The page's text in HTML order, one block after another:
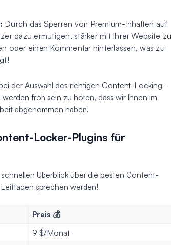
Durch das Sperren von Premium-Inhalten auf
dazu ermutigen, stärker mit Ihrer Website zu
oder einen Kommentar hinterlassen, was zu
der Auswahl des richtigen Content-Locking-
froh sein zu hören, dass wir Ihnen im
abgenommen haben!
Locker-Plugins für
Überblick über die besten Content-
sprechen werden!
Preis 💰
9 $/Monat